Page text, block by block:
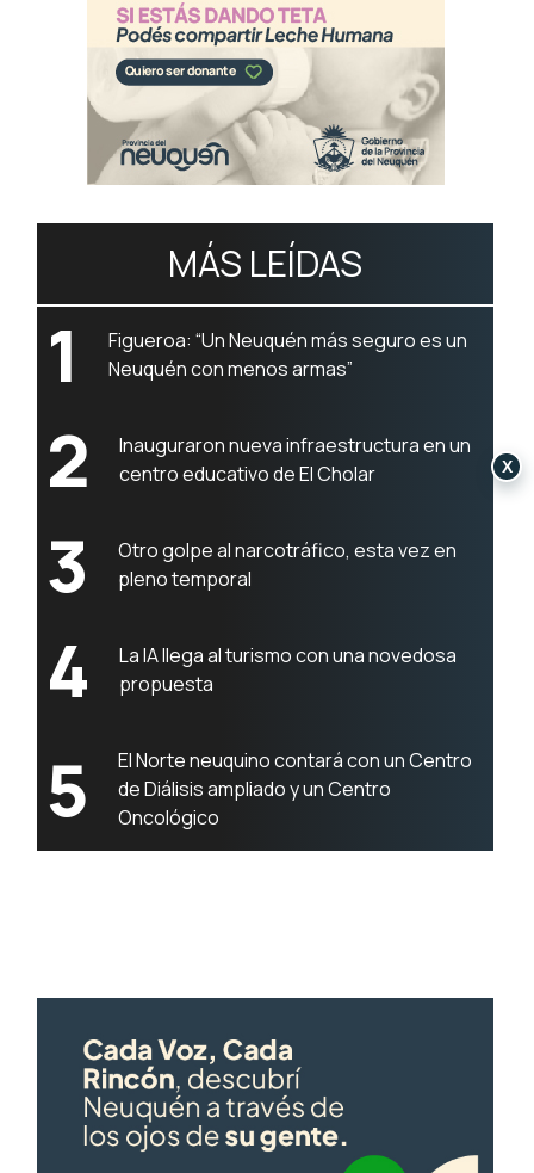
MÁS LEÍDAS
1
Figueroa: “Un Neuquén más seguro es un
Neuquén con menos armas”
2
Inauguraron nueva infraestructura en un
centro educativo de El Cholar
3
Otro golpe al narcotráfico, esta vez en
pleno temporal
4
La IA llega al turismo con una novedosa
propuesta
5
El Norte neuquino contará con un Centro
de Diálisis ampliado y un Centro
Oncológico
X